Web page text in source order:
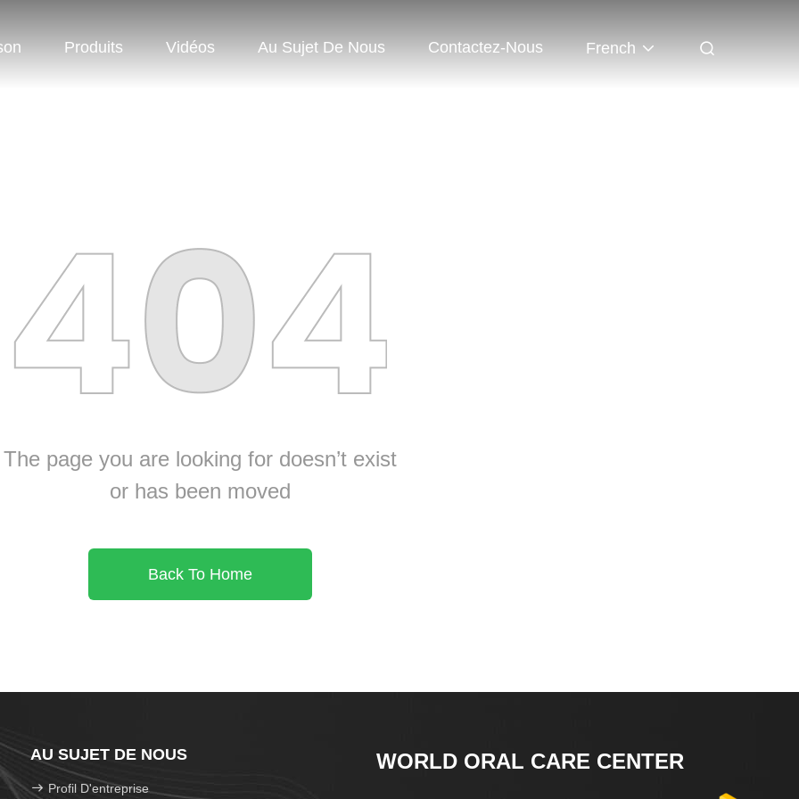
Produits Vidéos Au Sujet De Nous Contactez-Nous French
The page you are looking for doesn’t exist
or has been moved
Back To Home
AU SUJET DE NOUS
Profil D'entreprise
WORLD ORAL CARE CENTER